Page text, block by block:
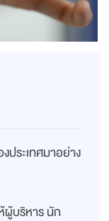
ประเทศมาอย่าง
ผู้บริหาร นัก